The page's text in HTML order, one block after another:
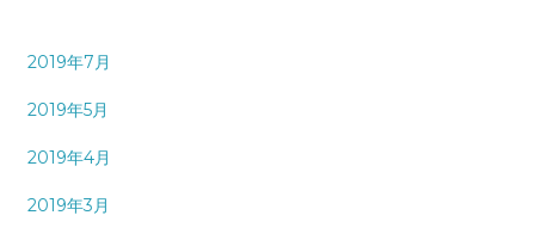
2019年7月
2019年5月
2019年4月
2019年3月